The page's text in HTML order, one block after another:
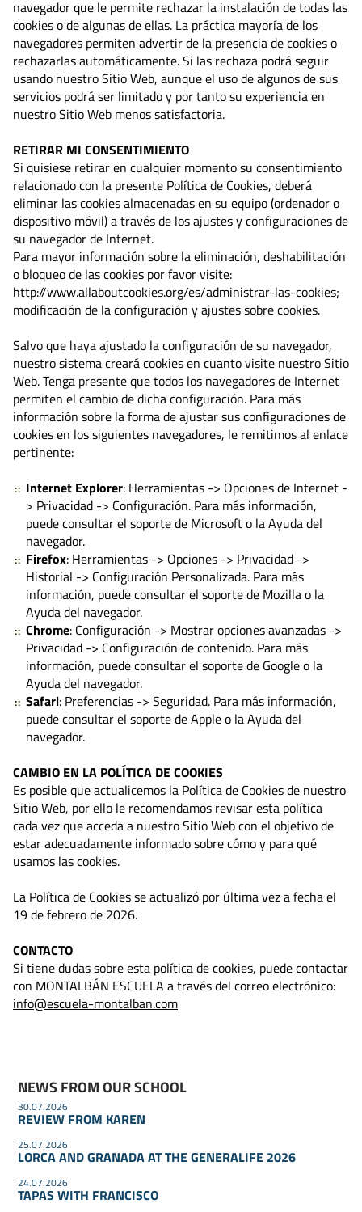
navegador que le permite rechazar la instalación de todas las
cookies o de algunas de ellas. La práctica mayoría de los
navegadores permiten advertir de la presencia de cookies o
rechazarlas automáticamente. Si las rechaza podrá seguir
usando nuestro Sitio Web, aunque el uso de algunos de sus
servicios podrá ser limitado y por tanto su experiencia en
nuestro Sitio Web menos satisfactoria.
RETIRAR MI CONSENTIMIENTO
Si quisiese retirar en cualquier momento su consentimiento
relacionado con la presente Política de Cookies, deberá
eliminar las cookies almacenadas en su equipo (ordenador o
dispositivo móvil) a través de los ajustes y configuraciones de
su navegador de Internet.
Para mayor información sobre la eliminación, deshabilitación
o bloqueo de las cookies por favor visite:
http://www.allaboutcookies.org/es/administrar-las-cookies;
modificación de la configuración y ajustes sobre cookies.
Salvo que haya ajustado la configuración de su navegador,
nuestro sistema creará cookies en cuanto visite nuestro Sitio
Web. Tenga presente que todos los navegadores de Internet
permiten el cambio de dicha configuración. Para más
información sobre la forma de ajustar sus configuraciones de
cookies en los siguientes navegadores, le remitimos al enlace
pertinente:
Internet Explorer: Herramientas -> Opciones de Internet -
> Privacidad -> Configuración. Para más información,
puede consultar el soporte de Microsoft o la Ayuda del
navegador.
Firefox: Herramientas -> Opciones -> Privacidad ->
Historial -> Configuración Personalizada. Para más
información, puede consultar el soporte de Mozilla o la
Ayuda del navegador.
Chrome: Configuración -> Mostrar opciones avanzadas ->
Privacidad -> Configuración de contenido. Para más
información, puede consultar el soporte de Google o la
Ayuda del navegador.
Safari: Preferencias -> Seguridad. Para más información,
puede consultar el soporte de Apple o la Ayuda del
navegador.
CAMBIO EN LA POLÍTICA DE COOKIES
Es posible que actualicemos la Política de Cookies de nuestro
Sitio Web, por ello le recomendamos revisar esta política
cada vez que acceda a nuestro Sitio Web con el objetivo de
estar adecuadamente informado sobre cómo y para qué
usamos las cookies.
La Política de Cookies se actualizó por última vez a fecha el
19 de febrero de 2026.
CONTACTO
Si tiene dudas sobre esta política de cookies, puede contactar
con MONTALBÁN ESCUELA a través del correo electrónico:
info@escuela-montalban.com
NEWS FROM OUR SCHOOL
30.07.2026
REVIEW FROM KAREN
25.07.2026
LORCA AND GRANADA AT THE GENERALIFE 2026
24.07.2026
TAPAS WITH FRANCISCO